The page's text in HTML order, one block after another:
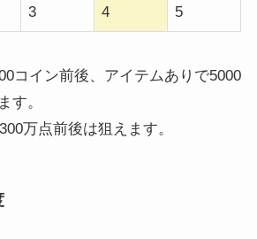
3 4 5
コイン前後、アイテムありで5000
す。
万点前後は狙えます。